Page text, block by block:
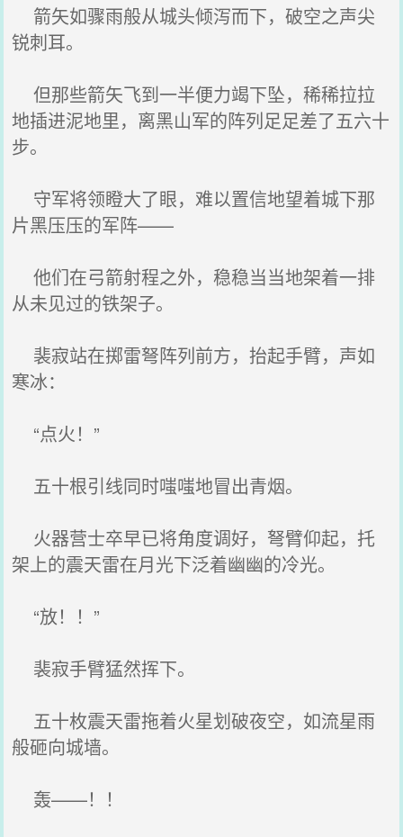
箭矢如骤雨般从城头倾泻而下，破空之声尖
锐刺耳。
但那些箭矢飞到一半便力竭下坠，稀稀拉拉
地插进泥地里，离黑山军的阵列足足差了五六十
步。
守军将领瞪大了眼，难以置信地望着城下那
片黑压压的军阵——
他们在弓箭射程之外，稳稳当当地架着一排
从未见过的铁架子。
裴寂站在掷雷弩阵列前方，抬起手臂，声如
寒冰：
“点火！”
五十根引线同时嗤嗤地冒出青烟。
火器营士卒早已将角度调好，弩臂仰起，托
架上的震天雷在月光下泛着幽幽的冷光。
“放！！”
裴寂手臂猛然挥下。
五十枚震天雷拖着火星划破夜空，如流星雨
般砸向城墙。
轰——！！